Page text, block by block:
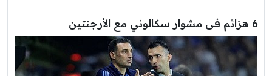
6 هزائم فى مشوار سكالوني مع الأرجنتين